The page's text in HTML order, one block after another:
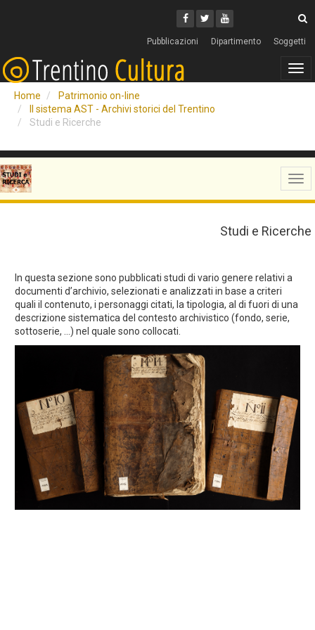
Facebook
Twitter
Youtube
Pubblicazioni Dipartimento Soggetti
Home
Patrimonio on-line
Il sistema AST - Archivi storici del Trentino
Studi e Ricerche
Studi e Ricerche
In questa sezione sono pubblicati studi di vario genere relativi a
documenti d’archivio, selezionati e analizzati in base a criteri
quali il contenuto, i personaggi citati, la tipologia, al di fuori di una
descrizione sistematica del contesto archivistico (fondo, serie,
sottoserie, ...) nel quale sono collocati.